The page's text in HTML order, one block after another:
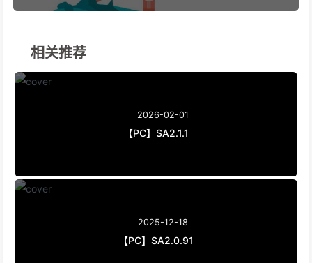
相关推荐
2026-02-01
【PC】SA2.1.1
2025-12-18
【PC】SA2.0.91